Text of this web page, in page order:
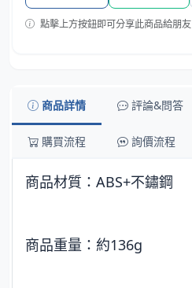
點擊上方按鈕即可分享此商品給朋友
商品詳情 評論&問答
購買流程 詢價流程
商品材質：ABS+不鏽鋼
商品重量：約136g